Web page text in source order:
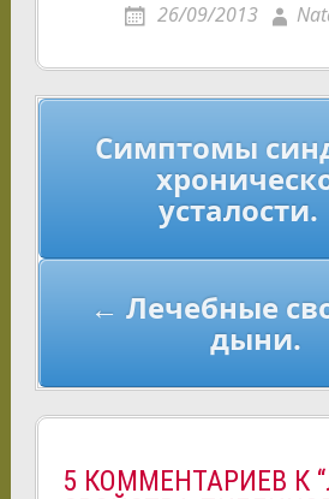
26/09/2013
Навигация
Симптомы
← Лечебные
дыни.
5 КОММЕНТАРИЕВ К